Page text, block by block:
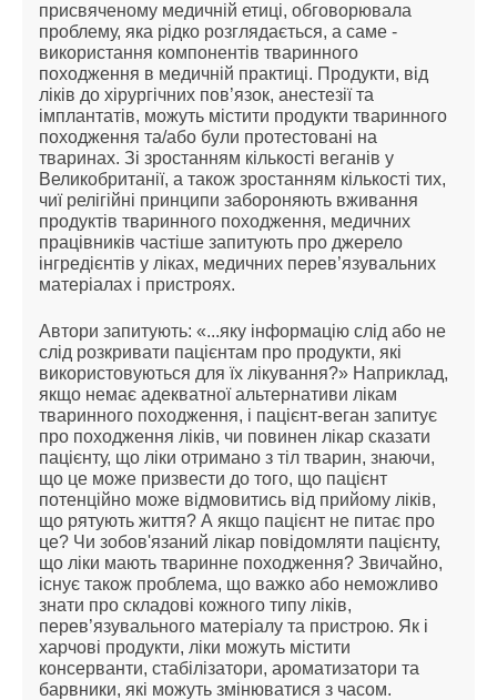
присвяченому медичній етиці, обговорювала
проблему, яка рідко розглядається, а саме -
використання компонентів тваринного
походження в медичній практиці. Продукти, від
ліків до хірургічних пов’язок, анестезії та
імплантатів, можуть містити продукти тваринного
походження та/або були протестовані на
тваринах. Зі зростанням кількості веганів у
Великобританії, а також зростанням кількості тих,
чиї релігійні принципи забороняють вживання
продуктів тваринного походження, медичних
працівників частіше запитують про джерело
інгредієнтів у ліках, медичних перев’язувальних
матеріалах і пристроях.
Автори запитують: «...яку інформацію слід або не
слід розкривати пацієнтам про продукти, які
використовуються для їх лікування?» Наприклад,
якщо немає адекватної альтернативи лікам
тваринного походження, і пацієнт-веган запитує
про походження ліків, чи повинен лікар сказати
пацієнту, що ліки отримано з тіл тварин, знаючи,
що це може призвести до того, що пацієнт
потенційно може відмовитись від прийому ліків,
що рятують життя? А якщо пацієнт не питає про
це? Чи зобов'язаний лікар повідомляти пацієнту,
що ліки мають тваринне походження? Звичайно,
існує також проблема, що важко або неможливо
знати про складові кожного типу ліків,
перев’язувального матеріалу та пристрою. Як і
харчові продукти, ліки можуть містити
консерванти, стабілізатори, ароматизатори та
барвники, які можуть змінюватися з часом.